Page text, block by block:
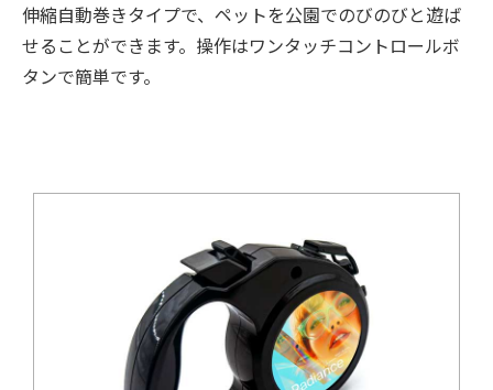
伸縮自動巻きタイプで、ペットを公園でのびのびと遊ば
せることができます。操作はワンタッチコントロールボ
タンで簡単です。